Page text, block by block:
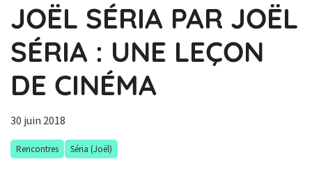
JOËL SÉRIA PAR JOËL
SÉRIA : UNE LEÇON
DE CINÉMA
30 juin 2018
Rencontres Séria (Joël)